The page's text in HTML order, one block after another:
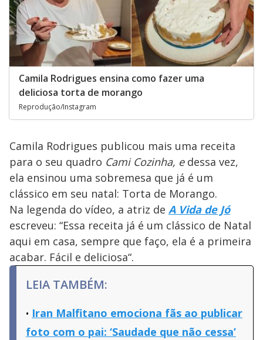
Camila Rodrigues ensina como fazer uma
deliciosa torta de morango
Reprodução/Instagram
Camila Rodrigues publicou mais uma receita
para o seu quadro Cami Cozinha, e dessa vez,
ela ensinou uma sobremesa que já é um
clássico em seu natal: Torta de Morango.
Na legenda do vídeo, a atriz de A Vida de Jó
escreveu: “Essa receita já é um clássico de Natal
aqui em casa, sempre que faço, ela é a primeira
acabar. Fácil e deliciosa“.
LEIA TAMBÉM:
Iran Malfitano emociona fãs ao publicar
foto com o pai: ‘Saudade que não cessa’